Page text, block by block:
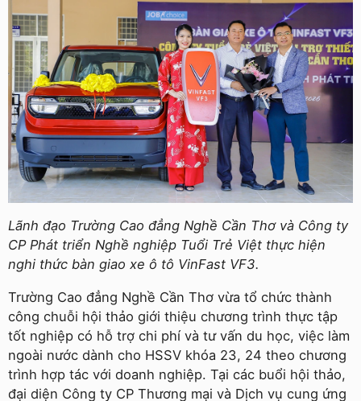
Lãnh đạo Trường Cao đẳng Nghề Cần Thơ và Công ty
CP Phát triển Nghề nghiệp Tuổi Trẻ Việt thực hiện
nghi thức bàn giao xe ô tô VinFast VF3.
Trường Cao đẳng Nghề Cần Thơ vừa tổ chức thành
công chuỗi hội thảo giới thiệu chương trình thực tập
tốt nghiệp có hỗ trợ chi phí và tư vấn du học, việc làm
ngoài nước dành cho HSSV khóa 23, 24 theo chương
trình hợp tác với doanh nghiệp. Tại các buổi hội thảo,
đại diện Công ty CP Thương mại và Dịch vụ cung ứng